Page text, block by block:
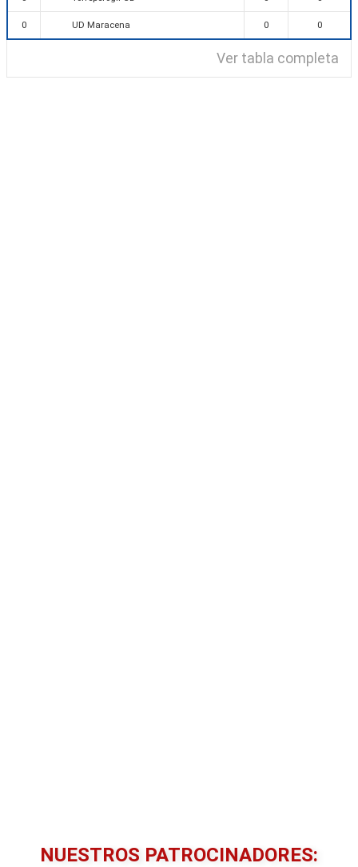
0 UD Maracena 0 0
Ver tabla completa
NUESTROS PATROCINADORES: